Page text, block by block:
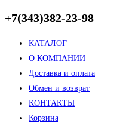
+7(343)382-23-98
КАТАЛОГ
О КОМПАНИИ
Доставка и оплата
Обмен и возврат
КОНТАКТЫ
Корзина